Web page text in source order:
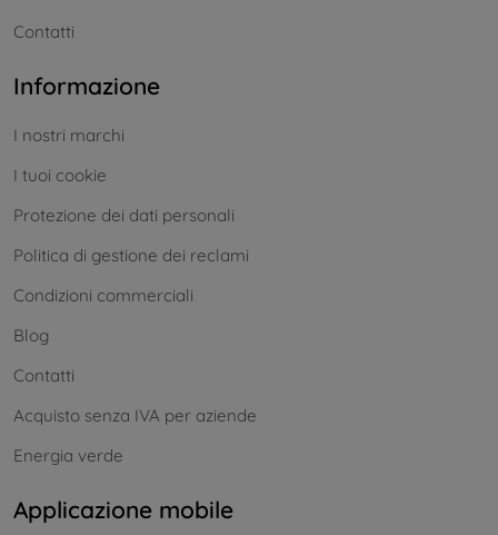
Contatti
Informazione
I nostri marchi
I tuoi cookie
Protezione dei dati personali
Politica di gestione dei reclami
Condizioni commerciali
Blog
Contatti
Acquisto senza IVA per aziende
Energia verde
Applicazione mobile